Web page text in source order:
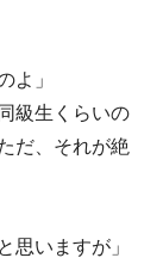
よ」
級生くらいの
だ、それが絶
思いますが」